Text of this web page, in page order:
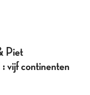
Piet
vijf continenten